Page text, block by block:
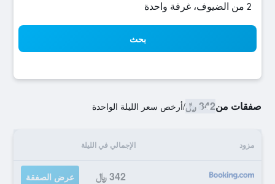
2 من الضيوف، غرفة واحدة
بحث
صفقات من342 ﷼ /أرخص سعر الليلة الواحدة
مزود الإجمالي في الليلة
342 ﷼ عرض الصفقة